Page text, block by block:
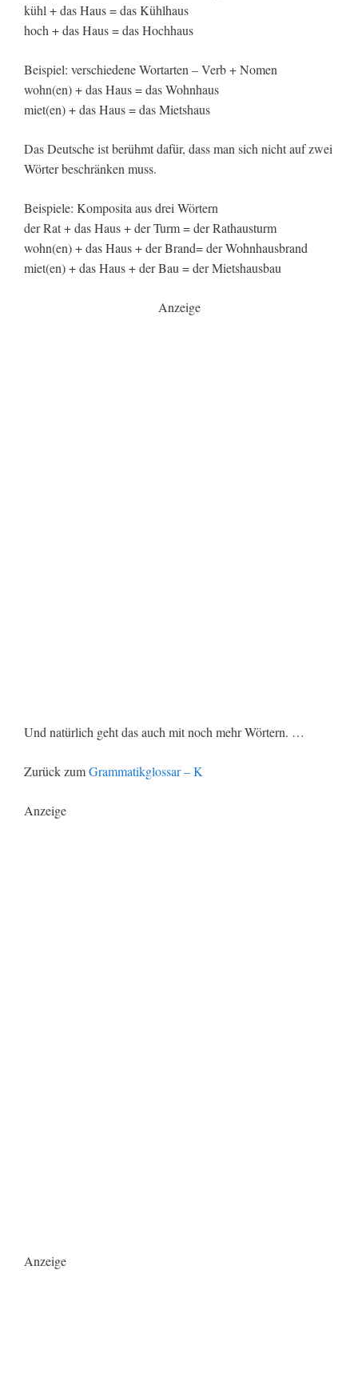
kühl + das Haus = das Kühlhaus
hoch + das Haus = das Hochhaus
Beispiel: verschiedene Wortarten – Verb + Nomen
wohn(en) + das Haus = das Wohnhaus
miet(en) + das Haus = das Mietshaus
Das Deutsche ist berühmt dafür, dass man sich nicht auf zwei
Wörter beschränken muss.
Beispiele: Komposita aus drei Wörtern
der Rat + das Haus + der Turm = der Rathausturm
wohn(en) + das Haus + der Brand= der Wohnhausbrand
miet(en) + das Haus + der Bau = der Mietshausbau
Anzeige
Und natürlich geht das auch mit noch mehr Wörtern. …
Zurück zumGrammatikglossar – K
Anzeige
Anzeige